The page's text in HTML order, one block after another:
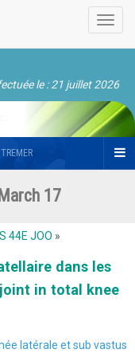
le : 21 juillet 2026
17
44E JOO »
dans les
in total knee
latérale et sub vastus